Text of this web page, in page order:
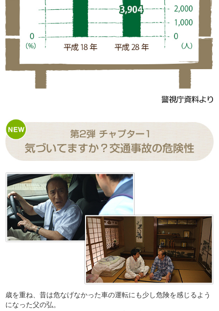
歳を重ね、昔は危なげなかった車の運転にも少し危険を感じるよう
になった父の弘。